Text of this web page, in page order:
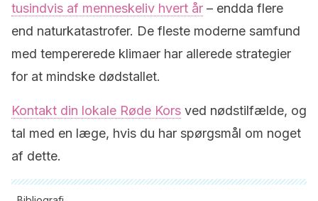
tusindvis af menneskeliv hvert år – endda flere
end naturkatastrofer. De fleste moderne samfund
med tempererede klimaer har allerede strategier
for at mindske dødstallet.
Kontakt din lokale Røde Kors ved nødstilfælde, og
tal med en læge, hvis du har spørgsmål om noget
af dette.